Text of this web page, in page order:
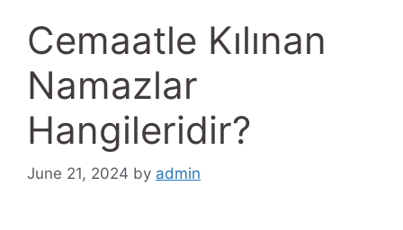
Cemaatle Kılınan
Namazlar
Hangileridir?
June 21, 2024 by admin